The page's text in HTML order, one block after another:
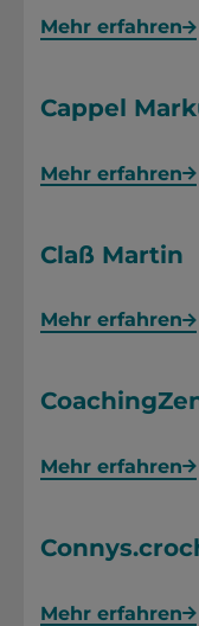
Mehr erfahren
Cappel
Mehr erfahren
Claß Martin
Mehr erfahren
Mehr erfahren
Mehr erfahren